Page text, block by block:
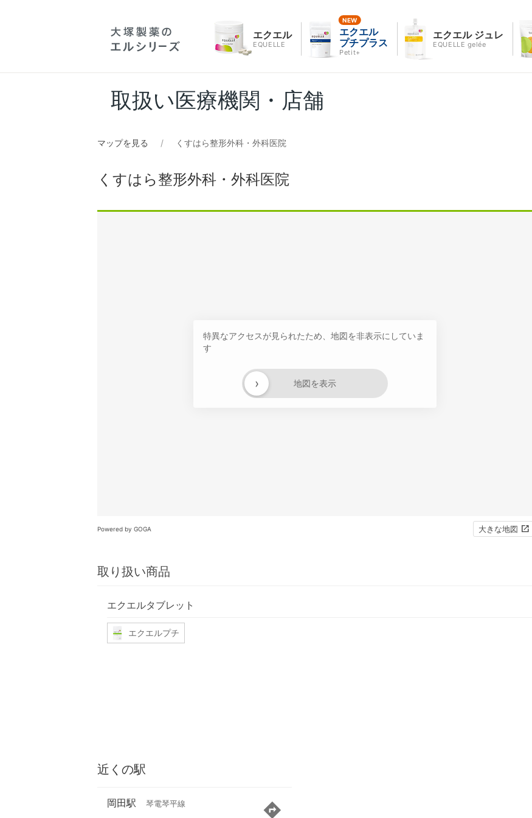
エクエル
EQUELLE
エクエル
プチプラス
Petit+
エクエル ジュレ
EQUELLE gelée
取扱い医療機関・店舗
マップを見る くすはら整形外科・外科医院
くすはら整形外科・外科医院
特異なアクセスが見られたため、地図を非表示にしていま
す
地図を表示
›
Powered by GOGA 大きな地図
取り扱い商品
エクエルタブレット
エクエルプチ
近くの駅
岡田駅 琴電琴平線